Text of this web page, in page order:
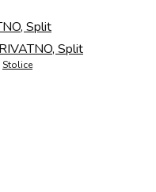
Stolice